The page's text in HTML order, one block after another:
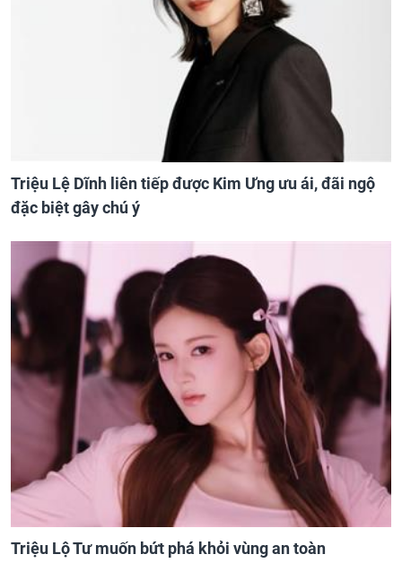
Triệu Lệ Dĩnh liên tiếp được Kim Ưng ưu ái, đãi ngộ
đặc biệt gây chú ý
Triệu Lộ Tư muốn bứt phá khỏi vùng an toàn